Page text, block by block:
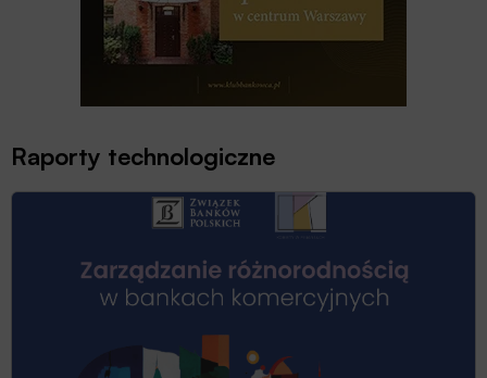
Raporty technologiczne